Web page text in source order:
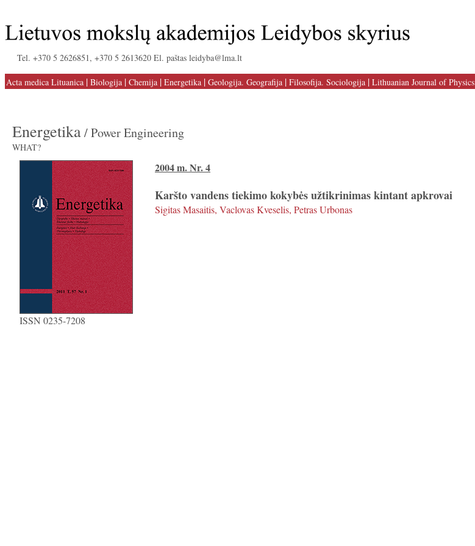
Tel. +370 5 2626851, +370 5 2613620 El. paštas leidyba@lma.lt
Acta medica Lituanica | Biologija | Chemija | Energetika | Geologija. Geografija | Filosofija. Sociologija | Lithuanian Journal of Physics
Energetika/ Power Engineering
WHAT?
ISSN 0235-7208
2004 m. Nr. 4
Karšto vandens tiekimo kokybės užtikrinimas kintant apkrovai
Sigitas Masaitis, Vaclovas Kveselis, Petras Urbonas